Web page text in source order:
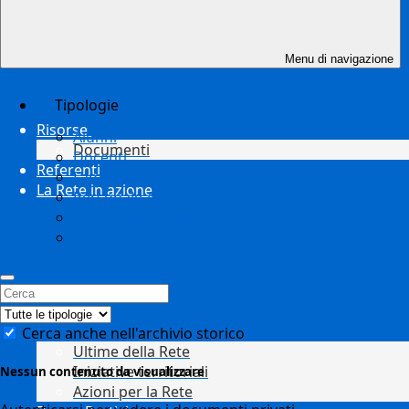
Risorse
Documenti
Referenti
La Rete in azione
Ultime della Rete
Iniziative territoriali
Azioni per la Rete
Menu di navigazione
Tipologie
Alunni
Docenti
Famiglie
Personale ATA
Cerca anche nell'archivio storico
Nessun contenuto da visualizzare